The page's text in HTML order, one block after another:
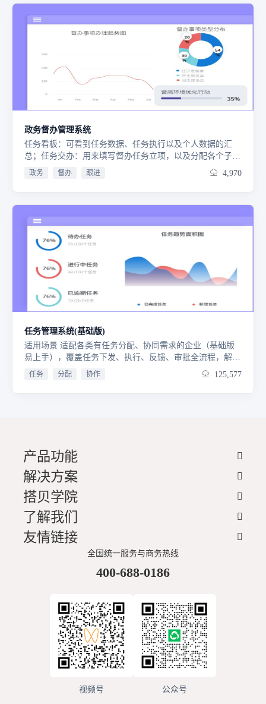
政务督办管理系统
任务看板：可看到任务数据、任务执行以及个人数据的汇
总；任务交办：用来填写督办任务立项，以及分配各个子任
务；任务执行：用来填写任务催办、任务汇报、任务结办以
政务 督办 跟进 4,970
任务管理系统(基础版)
适用场景 适配各类有任务分配、协同需求的企业（基础版
易上手），覆盖任务下发、执行、反馈、审批全流程，解决
任务管控无序、协同低效等痛点。 核心价值 基础版简洁易
操作，无需复杂配置，串联任务全周期，规范任务管理流
成状态延期审批：规范任务延期审批流程串联下发、执行、
反馈、审批全流程，实现高效管理与协同。" 免费试用15
天，满意后再付款，使用不满意随时退款
任务 分配 协作 125,577
产品功能
解决方案
搭贝学院
了解我们
友情链接
全国统一服务与商务热线
400-688-0186
视频号 公众号